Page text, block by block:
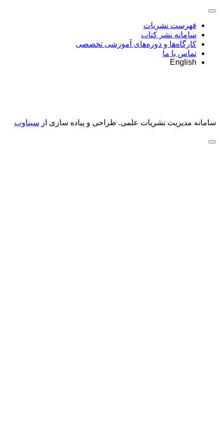
فهرست نشریات
سامانه نشر کتاب
کارگاه‌ها و دوره‌های آموزشی تخصصی
تماس با ما
English
سامانه مدیریت نشریات علمی. طراحی و پیاده سازی از سیناوب